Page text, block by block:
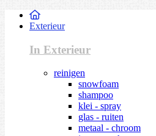
Exterieur
In Exterieur
reinigen
snowfoam
shampoo
klei - spray
glas - ruiten
metaal - chroom